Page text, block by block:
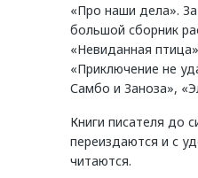
«Про наши дела».
большой сборник
«Невиданная
«Приключение не
Самбо и Заноза»,
Книги писателя до
переиздаются и с
читаются.